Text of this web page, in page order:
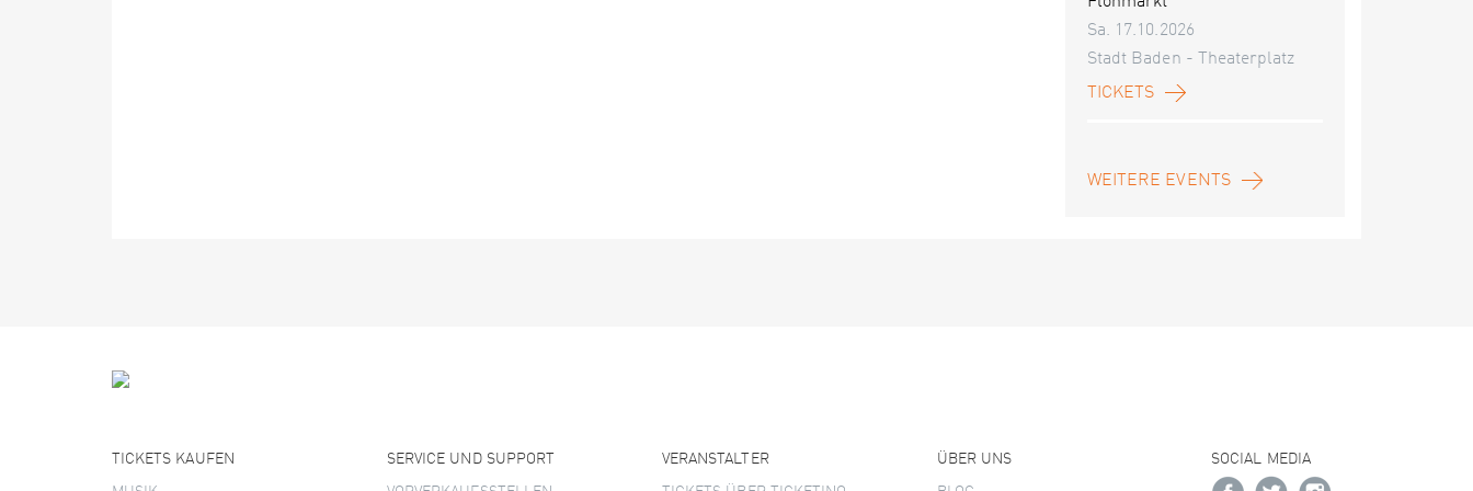
Sa. 17.10.2026
Stadt Baden - Theaterplatz
TICKETS
WEITERE EVENTS
TICKETS KAUFEN SERVICE UND SUPPORT VERANSTALTER ÜBER UNS SOCIAL MEDIA